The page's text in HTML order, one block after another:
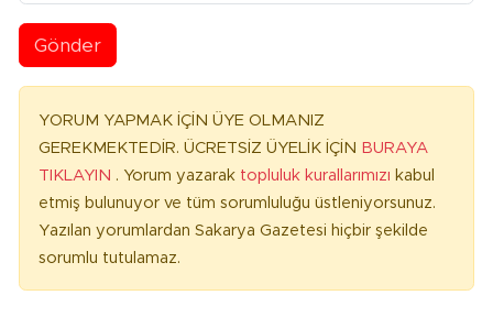
Gönder
YORUM YAPMAK İÇİN ÜYE OLMANIZ
GEREKMEKTEDİR. ÜCRETSİZ ÜYELİK İÇİN BURAYA
TIKLAYIN . Yorum yazarak topluluk kurallarımızı kabul
etmiş bulunuyor ve tüm sorumluluğu üstleniyorsunuz.
Yazılan yorumlardan Sakarya Gazetesi hiçbir şekilde
sorumlu tutulamaz.